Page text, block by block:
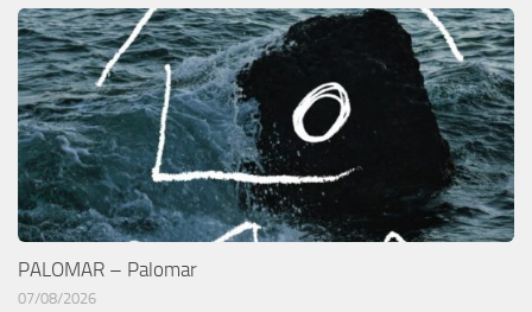
PALOMAR – Palomar
07/08/2026